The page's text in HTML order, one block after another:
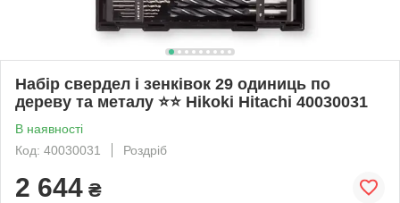
Набір свердел і зенківок 29 одиниць по
дереву та металу ⭐️⭐️ Hikoki Hitachi 40030031
В наявності
Код: 40030031
Роздріб
2 644 ₴